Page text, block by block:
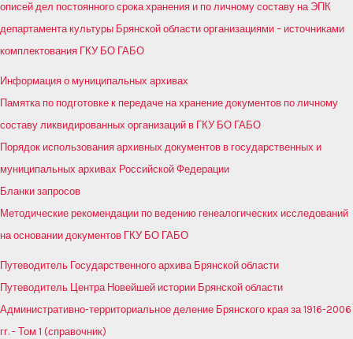
описей дел постоянного срока хранения и по личному составу на ЭПК
департамента культуры Брянской области организациями – источниками
комплектования ГКУ БО ГАБО
Информация о муниципальных архивах
Памятка по подготовке к передаче на хранение документов по личному
составу ликвидированных организаций в ГКУ БО ГАБО
Порядок использования архивных документов в государственных и
муниципальных архивах Российской Федерации
Бланки запросов
Методические рекомендации по ведению генеалогических исследований
на основании документов ГКУ БО ГАБО
Путеводитель Государственного архива Брянской области
Путеводитель Центра Новейшей истории Брянской области
Административно-территориальное деление Брянского края за 1916-2006
гг. - Том 1 (справочник)